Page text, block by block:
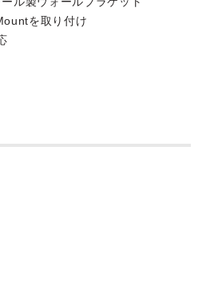
を取り付け